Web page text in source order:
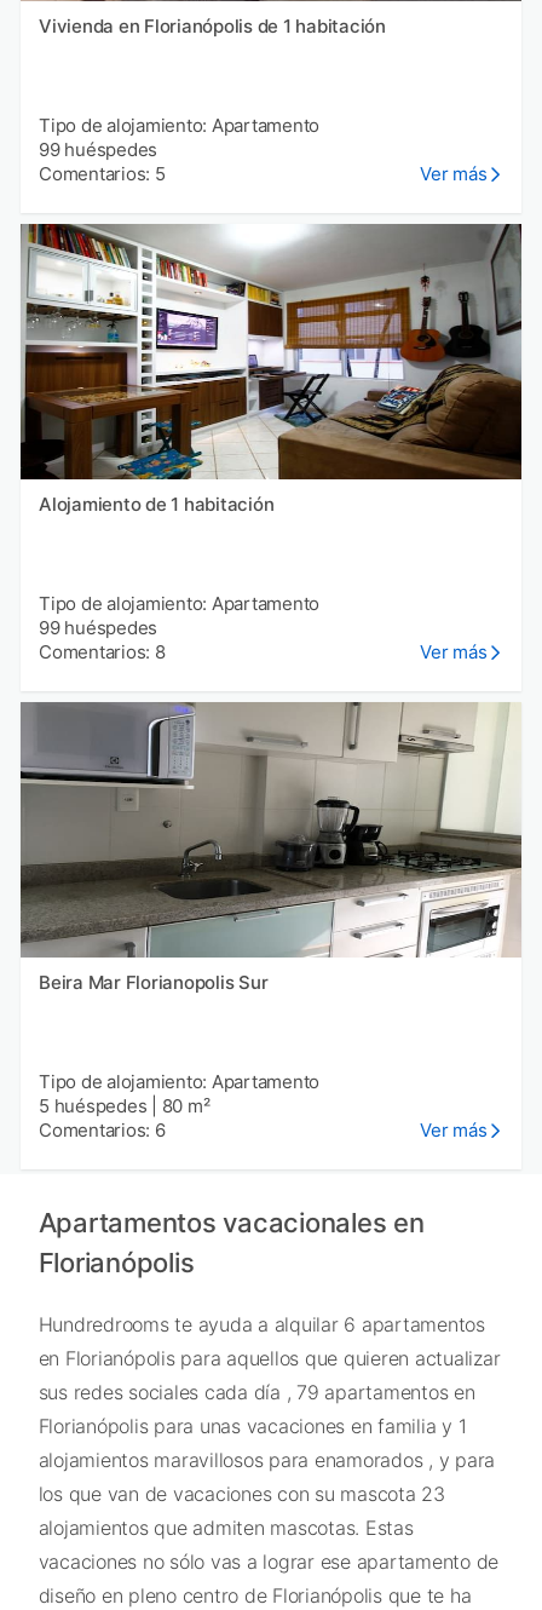
Vivienda en Florianópolis de 1 habitación
Tipo de alojamiento: Apartamento
99 huéspedes
Comentarios: 5
Ver más
Alojamiento de 1 habitación
Tipo de alojamiento: Apartamento
99 huéspedes
Comentarios: 8
Ver más
Beira Mar Florianopolis Sur
Tipo de alojamiento: Apartamento
5 huéspedes
80 m²
Comentarios: 6
Ver más
Apartamentos vacacionales en
Florianópolis
Hundredrooms te ayuda a alquilar 6 apartamentos
en Florianópolis para aquellos que quieren actualizar
sus redes sociales cada día , 79 apartamentos en
Florianópolis para unas vacaciones en familia y 1
alojamientos maravillosos para enamorados , y para
los que van de vacaciones con su mascota 23
alojamientos que admiten mascotas. Estas
vacaciones no sólo vas a lograr ese apartamento de
diseño en pleno centro de Florianópolis que te ha